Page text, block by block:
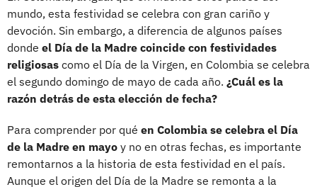
mundo, esta festividad se celebra con gran cariño y
devoción. Sin embargo, a diferencia de algunos países
donde el Día de la Madre coincide con festividades
religiosas como el Día de la Virgen, en Colombia se celebra
el segundo domingo de mayo de cada año. ¿Cuál es la
razón detrás de esta elección de fecha?
Para comprender por qué en Colombia se celebra el Día
de la Madre en mayo y no en otras fechas, es importante
remontarnos a la historia de esta festividad en el país.
Aunque el origen del Día de la Madre se remonta a la